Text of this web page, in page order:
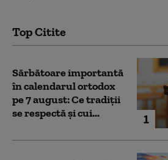
Top Citite
1
Sărbătoare importantă
în calendarul ortodox
pe 7 august: Ce tradiții
se respectă și cui...